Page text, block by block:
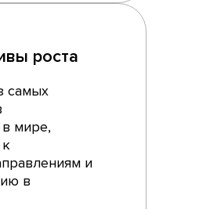
роста
самых
мире,
и
в